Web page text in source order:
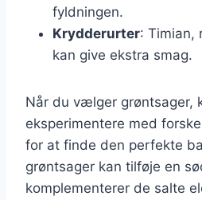
fyldningen.
Krydderurter: Timian,
kan give ekstra smag.
Når du vælger grøntsager,
eksperimentere med
for at finde den perfekte
grøntsager kan tilføje en
komplementerer de salte